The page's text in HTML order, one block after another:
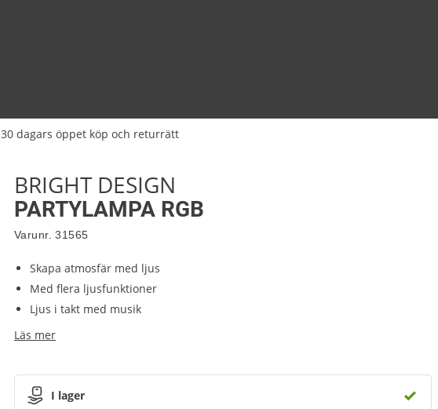
30 dagars öppet köp och returrätt
BRIGHT DESIGN
PARTYLAMPA RGB
Varunr. 31565
Skapa atmosfär med ljus
Med flera ljusfunktioner
Ljus i takt med musik
Läs mer
I lager